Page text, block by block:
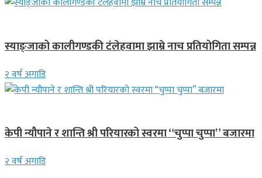
स्याङ्जाको कालीगण्डकी टंलेहवामा झाम्रे नाच प्रतियोगिता सम्पन्न
२ वर्ष अगाडि
केपी न्यौपाने र शान्ति श्री परियारको स्वरमा “चुप्पा चुप्पा” बजारमा
२ वर्ष अगाडि